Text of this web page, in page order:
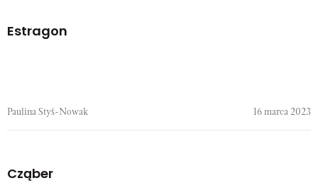
Estragon
Paulina Styś-Nowak 16 marca 2023
Cząber